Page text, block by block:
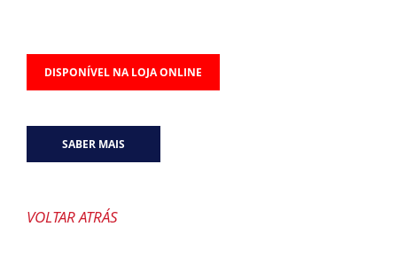
DISPONÍVEL NA LOJA ONLINE
SABER MAIS
VOLTAR ATRÁS